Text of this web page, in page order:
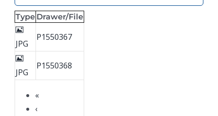
Type Drawer/File
«
‹
JPG
P1550367
JPG
P1550368